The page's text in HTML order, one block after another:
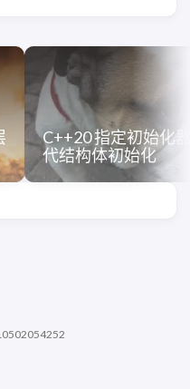
C++20 指定初始化
代结构体初始化